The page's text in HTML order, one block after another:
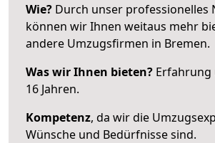
Wie? Durch unser professionelles
können wir Ihnen weitaus mehr
andere Umzugsfirmen in Bremen.
Was wir Ihnen bieten? Erfahrung
16 Jahren.
Kompetenz, da wir die
Wünsche und Bedürfnisse sind.